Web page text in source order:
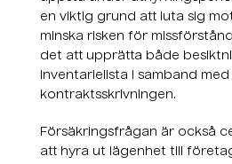
en viktig grund att luta sig
minska risken för
det att upprätta både
inventarielista i samband med
kontraktsskrivningen.
Försäkringsfrågan är också
att hyra ut lägenhet till